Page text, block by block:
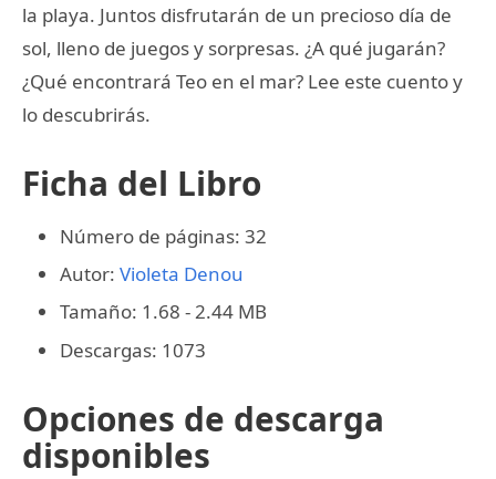
la playa. Juntos disfrutarán de un precioso día de
sol, lleno de juegos y sorpresas. ¿A qué jugarán?
¿Qué encontrará Teo en el mar? Lee este cuento y
lo descubrirás.
Ficha del Libro
Número de páginas: 32
Autor: Violeta Denou
Tamaño: 1.68 - 2.44 MB
Descargas: 1073
Opciones de descarga
disponibles